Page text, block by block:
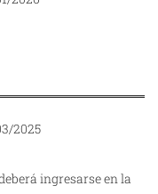
2025
ingresarse en la